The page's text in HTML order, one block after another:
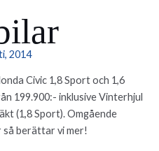
2014
Civic 1,8 Sport och 1,6
199.900:- inklusive Vinterhjul
(1,8 Sport). Omgående
så berättar vi mer!